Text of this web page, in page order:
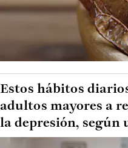
Estos hábitos
adultos mayores a
la depresión, según